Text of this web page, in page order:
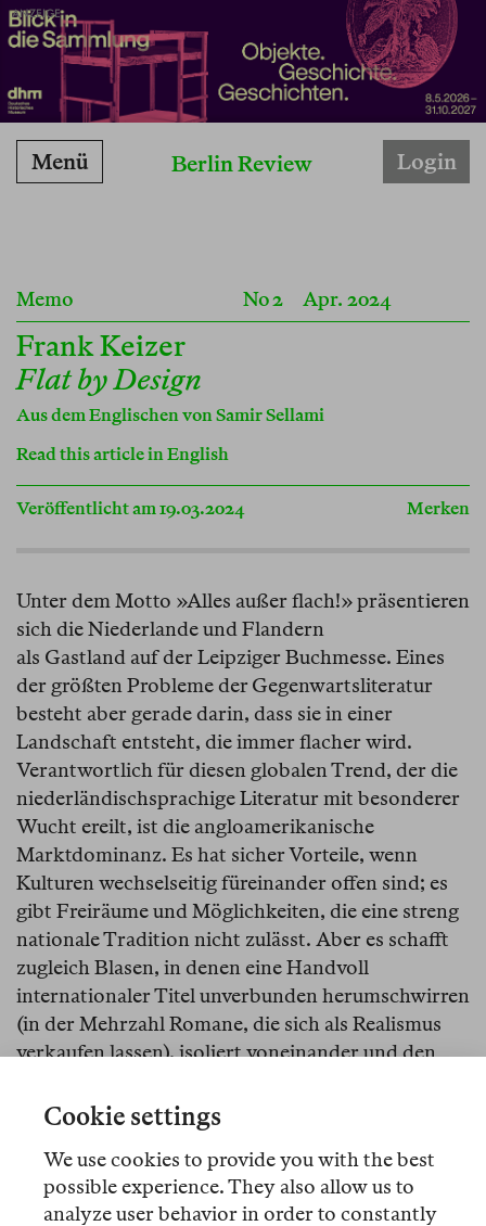
ANZEIGE
Berlin Review
Menü Login
Memo No 2 Apr. 2024
Frank Keizer
Flat by Design
Aus dem Englischen vonSamir Sellami
Read this article in English
Veröffentlicht am 19.03.2024 Merken
Unter dem Motto »Alles außer flach!» präsentieren
sich die Niederlande und Flandern
als Gastland auf der Leipziger Buchmesse. Eines
der größten Probleme der Gegenwartsliteratur
besteht aber gerade darin, dass sie in einer
Landschaft entsteht, die immer flacher wird.
Verantwortlich für diesen globalen Trend, der die
niederländischsprachige Literatur mit besonderer
Wucht ereilt, ist die angloamerikanische
Marktdominanz. Es hat sicher Vorteile, wenn
Kulturen wechselseitig füreinander offen sind; es
gibt Freiräume und Möglichkeiten, die eine streng
nationale Tradition nicht zulässt. Aber es schafft
zugleich Blasen, in denen eine Handvoll
internationaler Titel unverbunden herumschwirren
(in der Mehrzahl Romane, die sich als Realismus
verkaufen lassen), isoliert voneinander und den
Bedeutung verleihen.
Wie Literaturpreise neigen auchBuchmessendazu,
noch mehr heiße Luft in diese Blasen zu pusten,
indem sie Blockbuster-Erzählungen aus einer
Cookie settings
We use cookies to provide you with the best
possible experience. They also allow us to
analyze user behavior in order to constantly